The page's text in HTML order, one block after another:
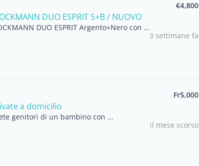
€4,800
DUO ESPRIT S+B / NUOVO
DUO ESPRIT Argento+Nero con ...
3 settimane fa
Fr5,000
a domicilio
genitori di un bambino con ...
il mese scorso